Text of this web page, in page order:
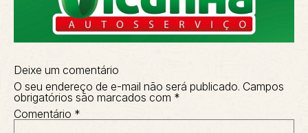
Deixe um comentário
O seu endereço de e-mail não será publicado. Campos
obrigatórios são marcados com *
Comentário *